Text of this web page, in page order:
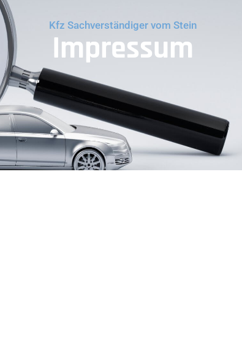
Kfz Sachverständiger vom Stein
Impressum